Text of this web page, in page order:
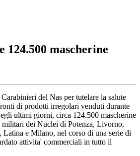
124.500 mascherine
del Nas per tutelare la salute
di prodotti irregolari venduti durante
ultimi giorni, circa 124.500 mascherine
militari dei Nuclei di Potenza, Livorno,
Latina e Milano, nel corso di una serie di
attivita' commerciali in tutto il